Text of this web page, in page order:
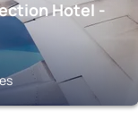
Hotel -